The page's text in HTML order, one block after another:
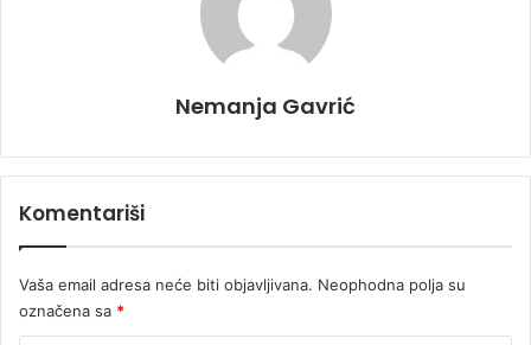
Nemanja Gavrić
Komentariši
Vaša email adresa neće biti objavljivana. Neophodna polja su
označena sa *